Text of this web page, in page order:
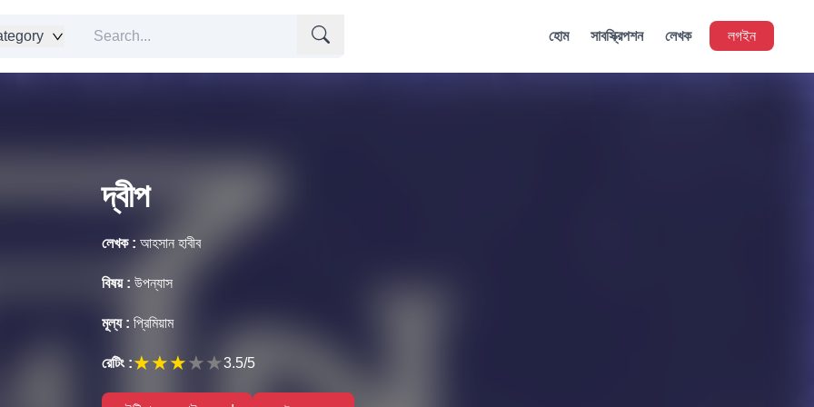
হোম সাবস্ক্রিপশন লেখক লগইন
দ্বীপ
লেখক : আহসান হাবীব
বিষয় : উপন্যাস
মূল্য : প্রিমিয়াম
রেটিং :★★★★★3.5/5